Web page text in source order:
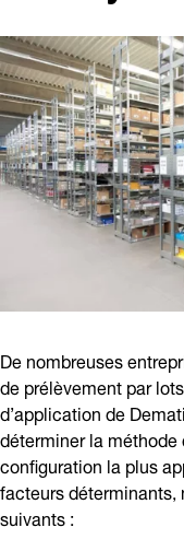
De nombreuses
de prélèvement par
d’application de
déterminer la
configuration la plus
facteurs
suivants :